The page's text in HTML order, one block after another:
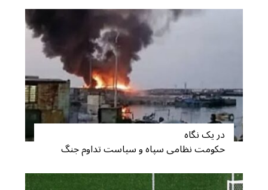
در یک نگاه
حکومت نظامی سپاه و سیاست تداوم جنگ
r
c
h
f
o
r
: